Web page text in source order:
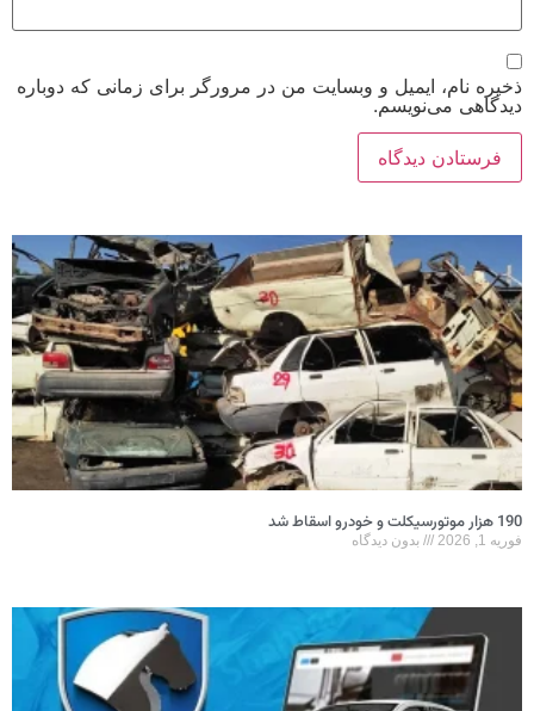
ذخیره نام، ایمیل و وبسایت من در مرورگر برای زمانی که دوباره
دیدگاهی می‌نویسم.
190 هزار موتورسیکلت و خودرو اسقاط شد
فوریه 1, 2026 بدون دیدگاه